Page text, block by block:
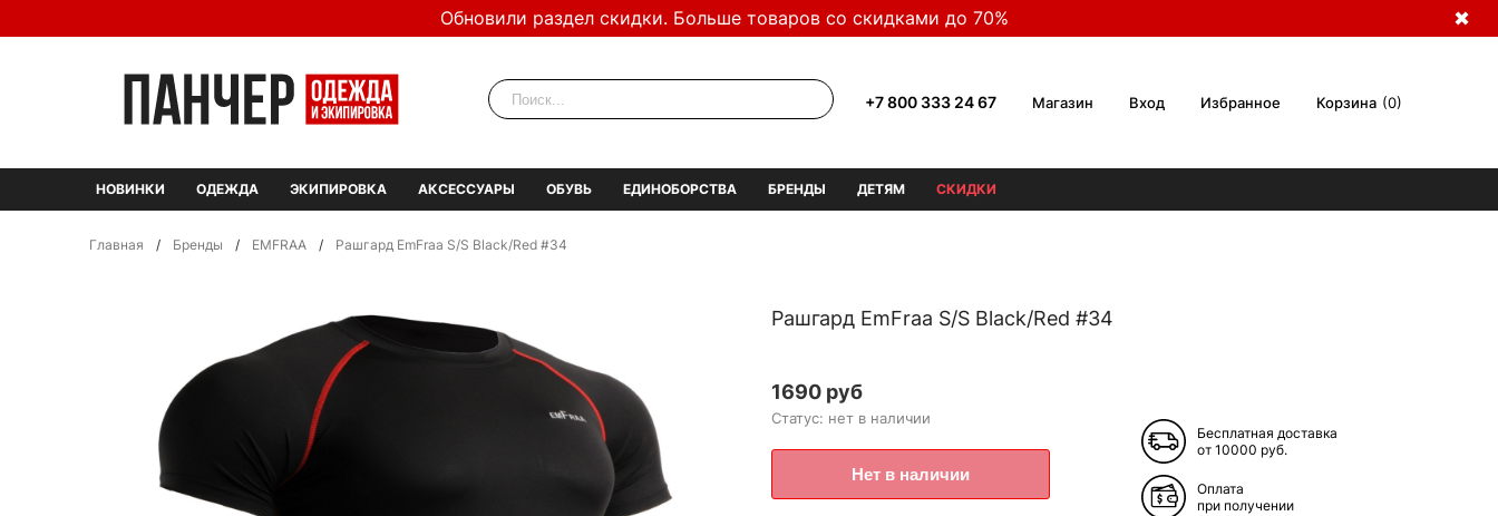
Обновили раздел скидки. Больше товаров со скидками до 70% ✖
+7 800 333 24 67 Магазин Вход Избранное Корзина 0
НОВИНКИ ОДЕЖДА ЭКИПИРОВКА АКСЕССУАРЫ ОБУВЬ ЕДИНОБОРСТВА БРЕНДЫ ДЕТЯМ СКИДКИ
Главная / Бренды / EMFRAA / Рашгард EmFraa S/S Black/Red #34
Рашгард EmFraa S/S Black/Red #34
1690 руб
Статус: нет в наличии
Бесплатная доставка
от 10000 руб.
Оплата
при получении